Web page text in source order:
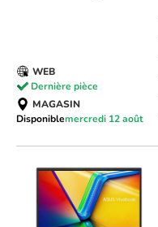
WEB
Dernière pièce
MAGASIN
Disponiblemercredi 12 août